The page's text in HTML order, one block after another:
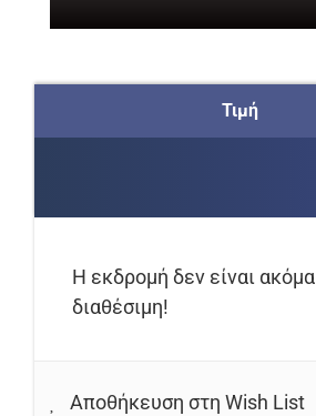
Τιμή
Η εκδρομή δεν είναι ακόμα
διαθέσιμη!
Αποθήκευση στη Wish List